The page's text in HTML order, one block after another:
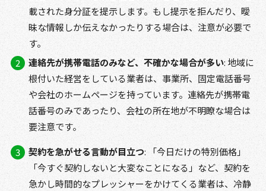
載された身分証を提示します。もし提示を拒んだり、曖
昧な情報しか伝えなかったりする場合は、注意が必要で
す。
連絡先が携帯電話のみなど、不確かな場合が多い: 地域に
根付いた経営をしている業者は、事業所、固定電話番号
や会社のホームページを持っています。連絡先が携帯電
話番号のみであったり、会社の所在地が不明瞭な場合は
要注意です。
契約を急がせる言動が目立つ: 「今日だけの特別価格」
「今すぐ契約しないと大変なことになる」など、契約を
急かし時間的なプレッシャーをかけてくる業者は、冷静